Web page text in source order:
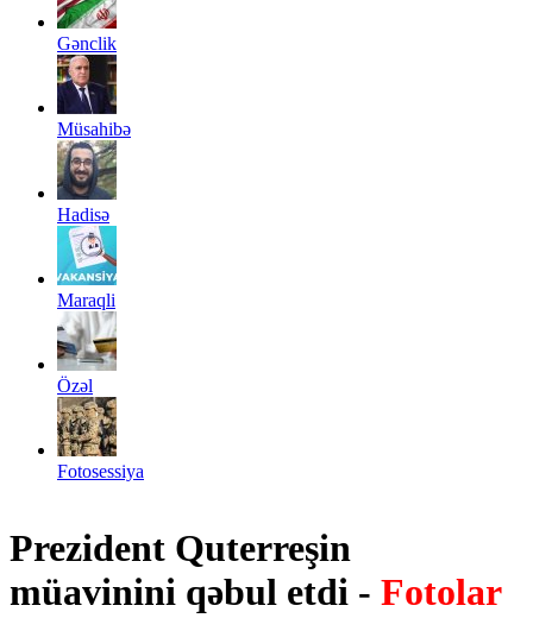
Gənclik
Müsahibə
Hadisə
Maraqli
Özəl
Fotosessiya
Prezident Quterreşin
müavinini qəbul etdi - Fotolar